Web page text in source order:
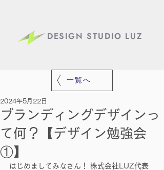
DESIGN STUDIO LUZ
一覧へ
ブランディングデザインっ
て何？【デザイン勉強会
①】
2024年5月22日
はじめましてみなさん！ 株式会社LUZ代表